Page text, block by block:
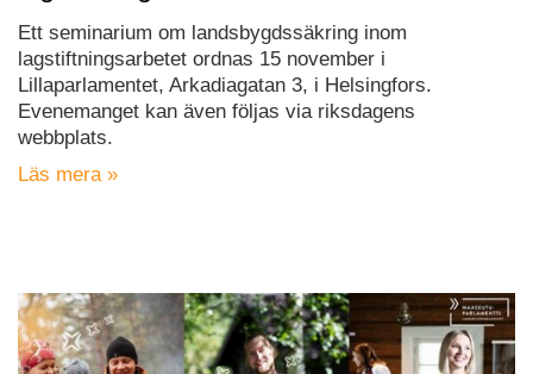
Ett seminarium om landsbygdssäkring inom
lagstiftningsarbetet ordnas 15 november i
Lillaparlamentet, Arkadiagatan 3, i Helsingfors.
Evenemanget kan även följas via riksdagens
webbplats.
Läs mera »